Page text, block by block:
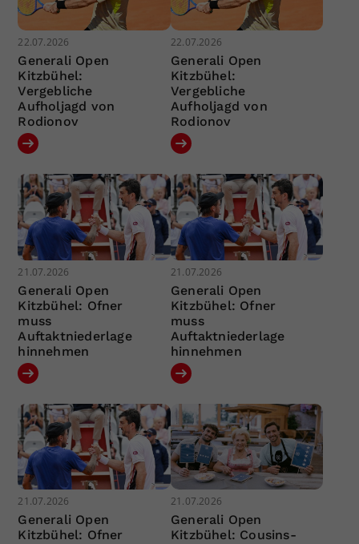
22.07.2026
Generali Open
Kitzbühel:
Vergebliche
Aufholjagd von
Rodionov
22.07.2026
Generali Open
Kitzbühel:
Vergebliche
Aufholjagd von
Rodionov
21.07.2026
Generali Open
Kitzbühel: Ofner
muss
Auftaktniederlage
hinnehmen
21.07.2026
Generali Open
Kitzbühel: Ofner
muss
Auftaktniederlage
hinnehmen
21.07.2026
Generali Open
Kitzbühel: Ofner
21.07.2026
Generali Open
Kitzbühel: Cousins-